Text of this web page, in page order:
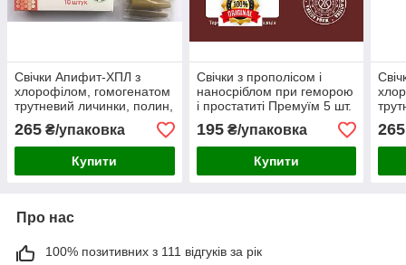
Свічки Апифит-ХПЛ з
хлорофілом, гомогенатом
трутневий личинки, полин,
прополіс
265 ₴/упаковка
Купити
Свічки з прополісом і
наносріблом при геморою
і простатиті Премуїм 5 шт.
195₴/упаковка
Купити
265
Про нас
100% позитивних з 111 відгуків за рік